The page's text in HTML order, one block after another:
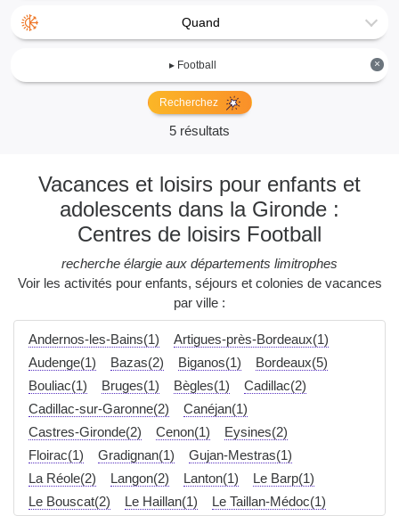
Quand
×
▸ Football
Recherchez
5 résultats
Vacances et loisirs pour enfants et
adolescents dans la Gironde :
Centres de loisirs Football
recherche élargie aux départements limitrophes
Voir les activités pour enfants, séjours et colonies de vacances
par ville :
Andernos-les-Bains(1)
Artigues-près-Bordeaux(1)
Audenge(1)
Bazas(2) Biganos(1)
Bordeaux(5)
Bouliac(1)
Bruges(1) Bègles(1)
Cadillac(2)
Cadillac-sur-Garonne(2)
Canéjan(1)
Castres-Gironde(2)
Cenon(1)
Eysines(2)
Floirac(1)
Gradignan(1)
Gujan-Mestras(1)
La Réole(2)
Langon(2) Lanton(1)
Le Barp(1)
Le Bouscat(2)
Le Haillan(1)
Le Taillan-Médoc(1)